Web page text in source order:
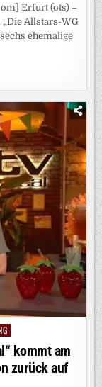
Erfurt (ots) –
Allstars-WG
ehemalige
kommt am
zurück auf